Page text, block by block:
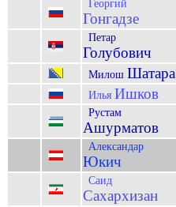
Георгий
Гонгадзе
Петар
Голубович
Милош Шатара
Илья Ишков
Рустам
Ашурматов
Александар
Юкич
Саид
Сахархизан